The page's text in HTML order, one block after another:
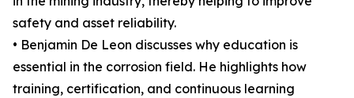
safety and asset reliability.
• Benjamin De Leon discusses why education is
essential in the corrosion field. He highlights how
training, certification, and continuous learning